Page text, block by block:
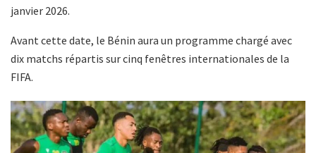
janvier 2026.
Avant cette date, le Bénin aura un programme chargé avec
dix matchs répartis sur cinq fenêtres internationales de la
FIFA.